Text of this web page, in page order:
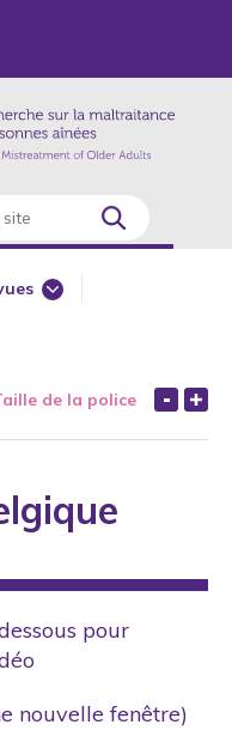
de la police
pour
nouvelle fenêtre)